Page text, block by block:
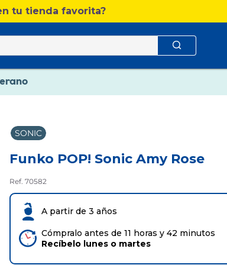
tu tienda favorita?
sin intereses
SONIC
Funko POP! Sonic Amy Rose
Ref. 70582
A partir de 3 años
Cómpralo antes de 11 horas y 42 minutos
Recíbelo lunes o martes